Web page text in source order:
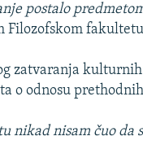
postalo
Filozofskom
zatvaranja
o odnosu
nikad nisam čuo da